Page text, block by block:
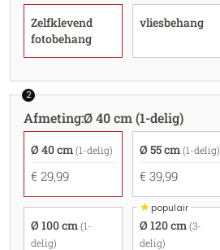
Zelfklevend
fotobehang
vliesbehang
2
Afmeting:Ø 40 cm (1-delig)
Ø 40 cm (1-delig)
€ 29,99
Ø 55 cm (1-delig)
€ 39,99
Ø 100 cm (1-
delig)
★populair
Ø 120 cm (3-
delig)